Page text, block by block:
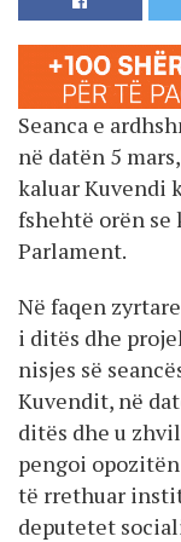
Seanca e
në datën 5
kaluar Kuvendi
fshehtë orën
Parlament.
Në faqen
i ditës dhe
nisjes së
Kuvendit, në
ditës dhe u
pengoi
të rrethuar
deputetet